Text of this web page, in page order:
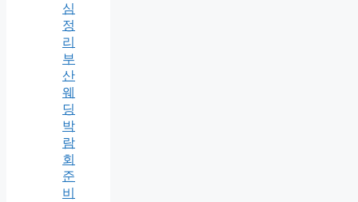
심
정
리
부
산
웨
딩
박
람
회
준
비